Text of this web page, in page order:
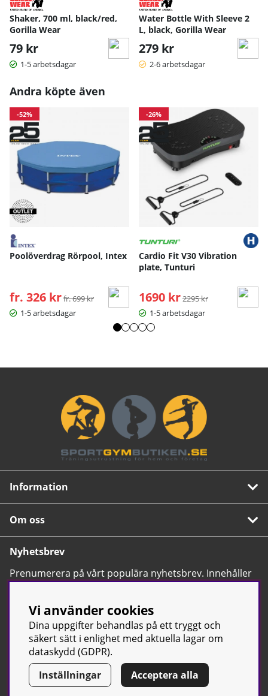
Shaker, 700 ml, black/red,
Gorilla Wear
79 kr
1-5 arbetsdagar
Water Bottle With Sleeve 2
L, black, Gorilla Wear
279 kr
2-6 arbetsdagar
Andra köpte även
-52%
Poolöverdrag Rörpool, Intex
fr. 326 kr Ordinarie pris:
fr. 699 kr
1-5 arbetsdagar
-26%
Cardio Fit V30 Vibration
plate, Tunturi
1690 kr Ordinarie pris:
2295 kr
1-5 arbetsdagar
Information
Om oss
Nyhetsbrev
Prenumerera på vårt populära nyhetsbrev. Innehåller
tips, nyheter och våra allra bästa erbjudanden.
© Sport & Gym Butiken JTC AB | Kontakta oss| All rights reserved
| Org.nr: 556668-7058 | Tel: 0500-42 87 00
Vi använder cookies
Dina uppgifter behandlas på ett tryggt och
säkert sätt i enlighet med aktuella lagar om
dataskydd (GDPR).
Inställningar
Acceptera alla